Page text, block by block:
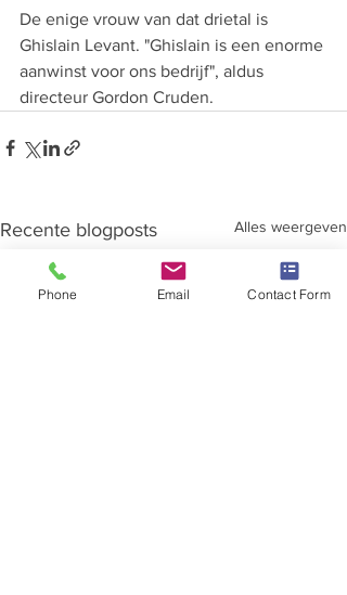
De enige vrouw van dat drietal is
Ghislain Levant. "Ghislain is een enorme
aanwinst voor ons bedrijf", aldus
directeur Gordon Cruden.
Recente blogposts Alles weergeven
Phone Email Contact Form